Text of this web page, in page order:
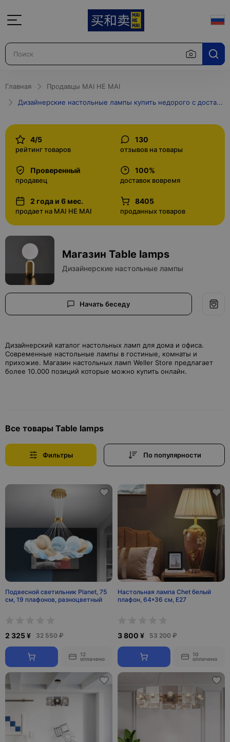
Главная
Продавцы MAI HE MAI
Дизайнерские настольные лампы купить недорого с доставкой в Москве и по России интернет-магазин
4/5
рейтинг товаров
130
отзывов на товары
Проверенный
продавец
100%
доставок вовремя
2 года и 6 мес.
продает на MAI HE MAI
8405
проданных товаров
Магазин Table lamps
Дизайнерские настольные лампы
Начать беседу
Дизайнерский каталог настольных ламп для дома и офиса.
Современные настольные лампы в гостиные, комнаты и
прихожие. Магазин настольных ламп Weller Store предлагает
более 10.000 позиций которые можно купить онлайн.
Все товары Table lamps
Фильтры По популярности
Подвесной светильник Planet, 75
см, 19 плафонов, разноцветный
2 325 ¥ 32 550 ₽
12
оплачено
Настольная лампа Chet белый
плафон, 64*36 см, E27
3 800 ¥ 53 200 ₽
10
оплачено